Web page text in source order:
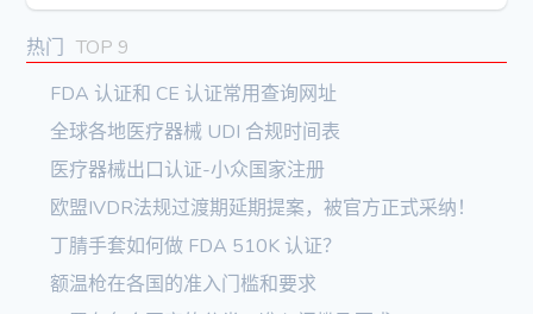
热门 TOP 9
FDA 认证和 CE 认证常用查询网址
全球各地医疗器械 UDI 合规时间表
医疗器械出口认证-小众国家注册
欧盟IVDR法规过渡期延期提案，被官方正式采纳！
丁腈手套如何做 FDA 510K 认证？
额温枪在各国的准入门槛和要求